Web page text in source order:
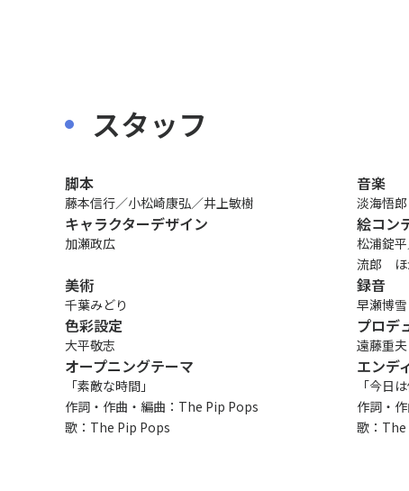
スタッフ
脚本
藤本信行／小松崎康弘／井上敏樹
音楽
淡海悟郎
キャラクターデザイン
加瀬政広
絵コン
松浦錠
流郎 ほ
美術
千葉みどり
録音
早瀬博雪
色彩設定
大平敬志
プロデ
遠藤重夫
オープニングテーマ
「素敵な時間」
作詞・作曲・編曲：The Pip Pops
歌：The Pip Pops
エンデ
「今日
作詞・
歌：